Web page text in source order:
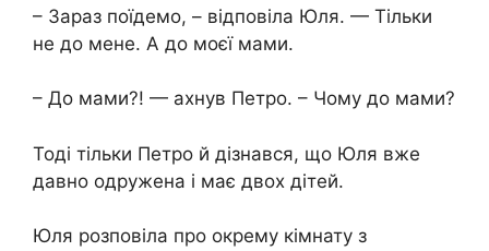
– Зараз поїдемо, – відповіла Юля. — Тільки
не до мене. А до моєї мами.
– До мами?! — ахнув Петро. – Чому до мами?
Тоді тільки Петро й дізнався, що Юля вже
давно одружена і має двох дітей.
Юля розповіла про окрему кімнату з